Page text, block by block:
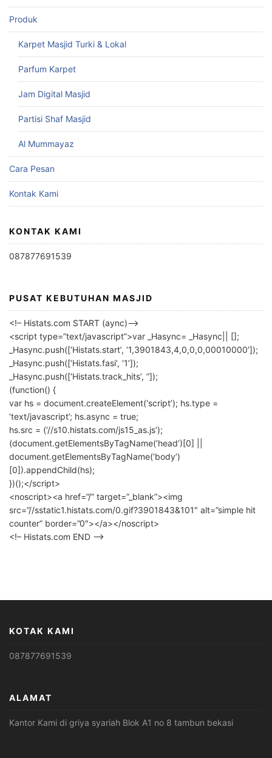
Produk
Karpet Masjid Turki & Lokal
Parfum Karpet
Jam Digital Masjid
Partisi Shaf Masjid
Al Mummayaz
Cara Pesan
Kontak Kami
KONTAK KAMI
087877691539
PUSAT KEBUTUHAN MASJID
<!– Histats.com START (aync)–>
<script type=”text/javascript”>var _Hasync= _Hasync|| [];
_Hasync.push([‘Histats.start’, ‘1,3901843,4,0,0,0,00010000’]);
_Hasync.push([‘Histats.fasi’, ‘1’]);
_Hasync.push([‘Histats.track_hits’, ”]);
(function() {
var hs = document.createElement(‘script’); hs.type =
‘text/javascript’; hs.async = true;
hs.src = (‘//s10.histats.com/js15_as.js’);
(document.getElementsByTagName(‘head’)[0] ||
document.getElementsByTagName(‘body’)
[0]).appendChild(hs);
})();</script>
<noscript><a href=”/” target=”_blank”><img
src=”//sstatic1.histats.com/0.gif?3901843&101″ alt=”simple hit
counter” border=”0″></a></noscript>
<!– Histats.com END –>
KOTAK KAMI
087877691539
ALAMAT
Kantor Kami di griya syariah Blok A1 no 8 tambun bekasi